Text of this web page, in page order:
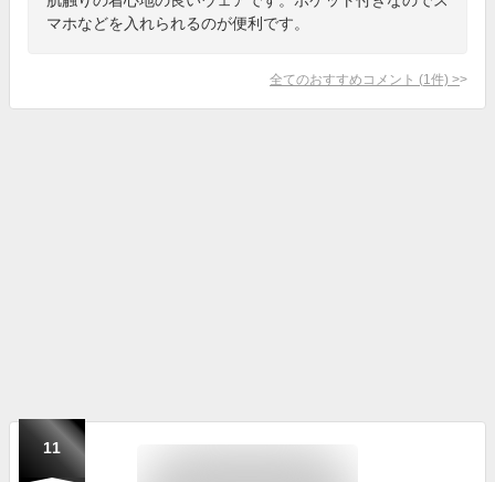
マホなどを入れられるのが便利です。
全てのおすすめコメント (1 件) >
11